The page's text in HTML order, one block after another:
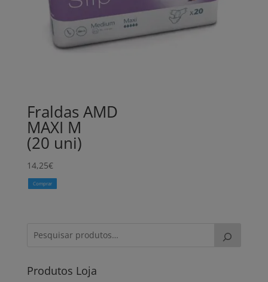
Fraldas AMD
MAXI M
(20 uni)
14,25€
Comprar
Produtos Loja